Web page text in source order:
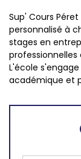
Sup' Cours
personnalisé à
stages en
L'école
académique et